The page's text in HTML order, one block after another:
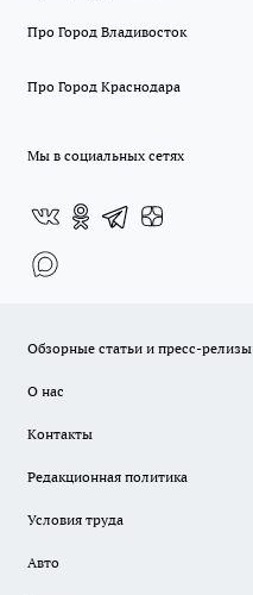
Про Город Владивосток
Про Город Краснодара
Мы в социальных сетях
Обзорные статьи и пресс-релизы
О нас
Контакты
Редакционная политика
Условия труда
Авто